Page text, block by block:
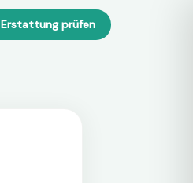
Erstattung prüfen